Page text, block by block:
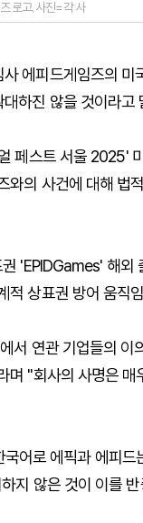
로고. 사진=각 사
에피드게임즈의
하진 않을 것이라고
페스트 서울 2025'
와의 사건에 대해 법
'EPIDGames' 해
적 상표권 방어 움직
서 연관 기업들의 이
며 "회사의 사명은
어로 에픽과 에피
지 않은 것이 이를